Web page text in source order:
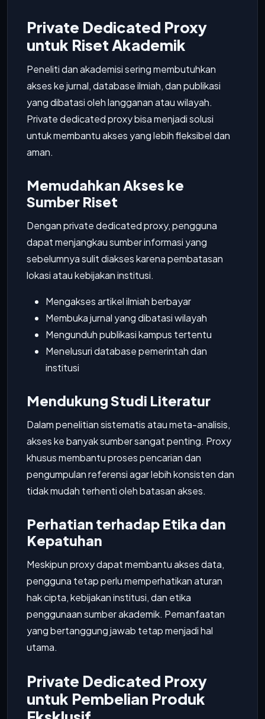
Private Dedicated Proxy
untuk Riset Akademik
Peneliti dan akademisi sering membutuhkan
akses ke jurnal, database ilmiah, dan publikasi
yang dibatasi oleh langganan atau wilayah.
Private dedicated proxy bisa menjadi solusi
untuk membantu akses yang lebih fleksibel dan
aman.
Memudahkan Akses ke
Sumber Riset
Dengan private dedicated proxy, pengguna
dapat menjangkau sumber informasi yang
sebelumnya sulit diakses karena pembatasan
lokasi atau kebijakan institusi.
Mengakses artikel ilmiah berbayar
Membuka jurnal yang dibatasi wilayah
Mengunduh publikasi kampus tertentu
Menelusuri database pemerintah dan
institusi
Mendukung Studi Literatur
Dalam penelitian sistematis atau meta-analisis,
akses ke banyak sumber sangat penting. Proxy
khusus membantu proses pencarian dan
pengumpulan referensi agar lebih konsisten dan
tidak mudah terhenti oleh batasan akses.
Perhatian terhadap Etika dan
Kepatuhan
Meskipun proxy dapat membantu akses data,
pengguna tetap perlu memperhatikan aturan
hak cipta, kebijakan institusi, dan etika
penggunaan sumber akademik. Pemanfaatan
yang bertanggung jawab tetap menjadi hal
utama.
Private Dedicated Proxy
untuk Pembelian Produk